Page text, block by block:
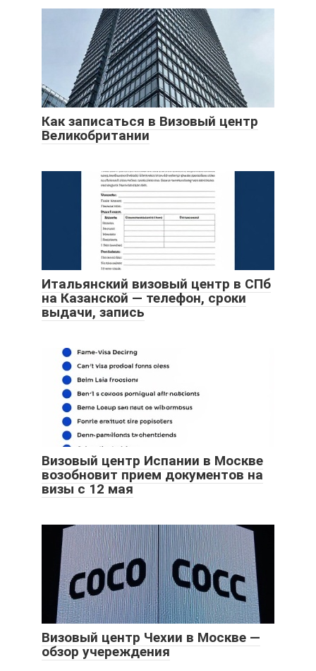
Как записаться в Визовый центр
Великобритании
Итальянский визовый центр в СПб
на Казанской — телефон, сроки
выдачи, запись
Визовый центр Испании в Москве
возобновит прием документов на
визы с 12 мая
Визовый центр Чехии в Москве —
обзор учереждения